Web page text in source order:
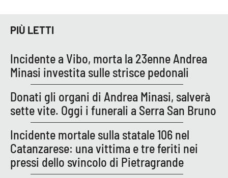
Catanzarochannel.it
APP
Android
Apple
PIÙ LETTI
Incidente a Vibo, morta la 23enne Andrea
Minasi investita sulle strisce pedonali
Donati gli organi di Andrea Minasi, salverà
sette vite. Oggi i funerali a Serra San Bruno
Incidente mortale sulla statale 106 nel
Catanzarese: una vittima e tre feriti nei
pressi dello svincolo di Pietragrande